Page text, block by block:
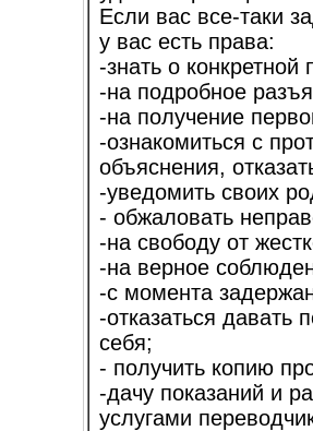
Если вас все-таки
у вас есть права:
-знать о
-на подробное
-на получение
-ознакомиться с
объяснения,
-уведомить своих
- обжаловать
-на свободу от
-на верное
-с момента
-отказаться давать
себя;
- получить копию
-дачу показаний и
услугами